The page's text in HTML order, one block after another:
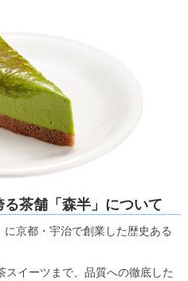
茶舗「森半」について
に京都・宇治で創業した歴史ある
イーツまで、品質への徹底した